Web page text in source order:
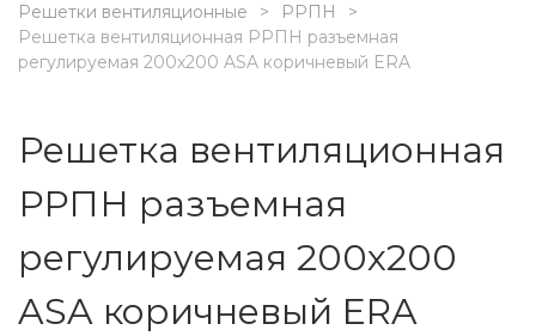
Решетки вентиляционные
РРПН
Решетка вентиляционная РРПН разъемная
регулируемая 200х200 ASA коричневый ERA
Решетка вентиляционная
РРПН разъемная
регулируемая 200х200
ASA коричневый ERA